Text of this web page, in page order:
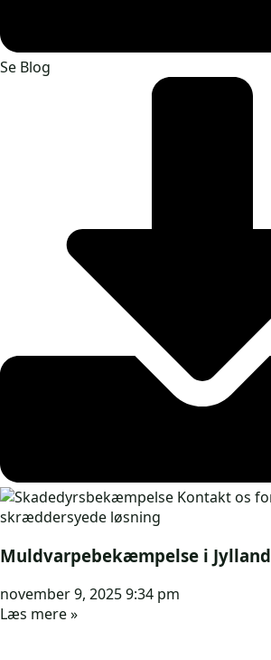
Se Blog
Muldvarpebekæmpelse i Jylland
november 9, 20259:34 pm
Læs mere »